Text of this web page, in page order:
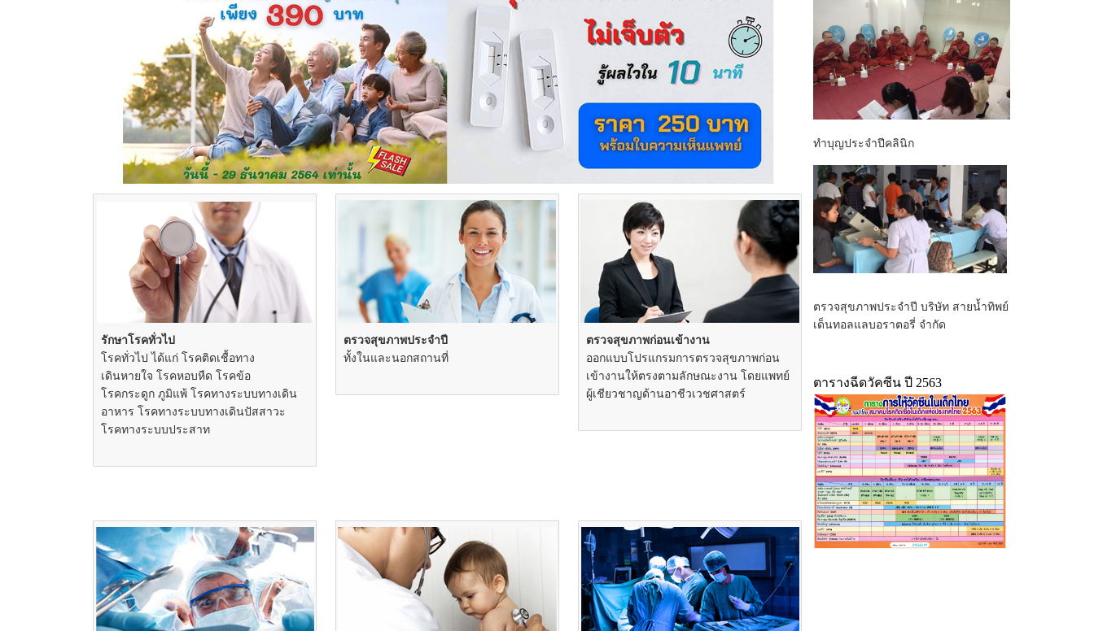
รักษาโรคทั่วไป
โรคทั่วไป ได้แก่ โรคติดเชื้อทาง
เดินหายใจ โรคหอบหืด โรคข้อ
โรคกระดูก ภูมิแพ้ โรคทางระบบทางเดิน
อาหาร โรคทางระบบทางเดินปัสสาวะ
โรคทางระบบประสาท
ตรวจสุขภาพประจำปี
ทั้งในและนอกสถานที่
ตรวจสุขภาพก่อนเข้างาน
ออกแบบโปรแกรมการตรวจสุขภาพก่อน
เข้างานให้ตรงตามลักษณะงาน โดยแพทย์
ผู้เชียวชาญด้านอาชีวเวชศาสตร์
ทำบุญประจำปีคลินิก
ตรวจสุขภาพประจำปี บริษัท สายน้ำทิพย์
เด็นทอลแลบอราตอรี่ จำกัด
ตารางฉีดวัคซีน ปี 2563